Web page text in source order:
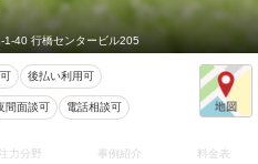
1-40 行橋センタービル205
後払い利用可
間面談可 電話相談可
注力分野 事例紹介 料金表